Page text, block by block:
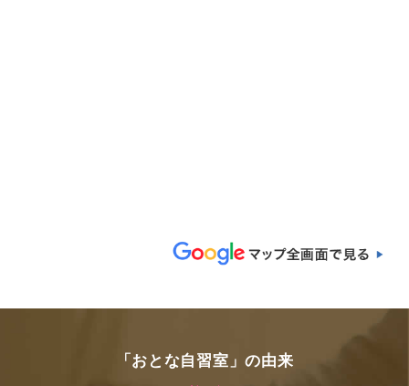
「おとな自習室」の由来